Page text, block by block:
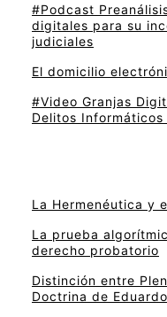
#Podcast
digitales para su
judiciales
El domicilio
#Video Granjas
Delitos
La Hermenéutica y
La prueba
derecho probatorio
Distinción entre
Doctrina de